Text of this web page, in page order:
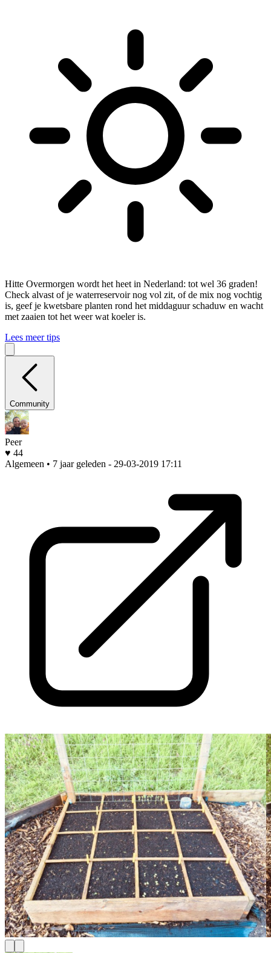
Hitte Overmorgen wordt het heet in Nederland: tot wel 36 graden!
Check alvast of je waterreservoir nog vol zit, of de mix nog vochtig
is, geef je kwetsbare planten rond het middaguur schaduw en wacht
met zaaien tot het weer wat koeler is.
Lees meer tips
Community
Peer
♥ 44
Algemeen • 7 jaar geleden - 29-03-2019 17:11